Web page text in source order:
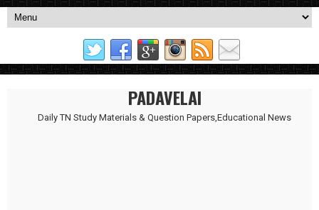
PADAVELAI
Daily TN Study Materials & Question Papers,Educational News